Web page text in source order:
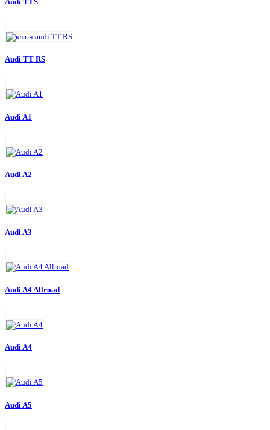
Audi TT RS
Audi A1
Audi A2
Audi A3
Audi A4 Allroad
Audi A4
Audi A5